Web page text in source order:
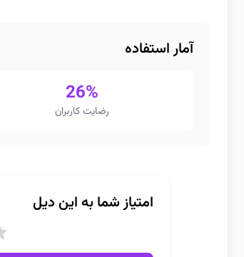
آمار استفاده
26%
رضایت کاربران
امتیاز شما به این دیل